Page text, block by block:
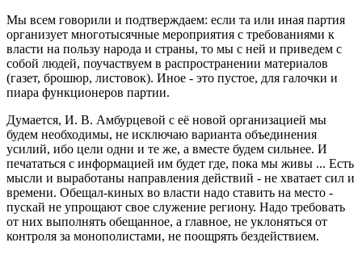
Мы всем говорили и подтверждаем: если та или иная партия
организует многотысячные мероприятия с требованиями к
власти на пользу народа и страны, то мы с ней и приведем с
собой людей, поучаствуем в распространении материалов
(газет, брошюр, листовок). Иное - это пустое, для галочки и
пиара функционеров партии.
Думается, И. В. Амбурцевой с её новой организацией мы
будем необходимы, не исключаю варианта объединения
усилий, ибо цели одни и те же, а вместе будем сильнее. И
печататься с информацией им будет где, пока мы живы ... Есть
мысли и выработаны направления действий - не хватает сил и
времени. Обещал-киных во власти надо ставить на место -
пускай не упрощают свое служение региону. Надо требовать
от них выполнять обещанное, а главное, не уклоняться от
контроля за монополистами, не поощрять бездействием.